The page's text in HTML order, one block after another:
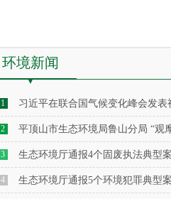
环境新闻
1 习近平在联合国气候变化峰会发表
2 平顶山市生态环境局鲁山分局 “观摩+座谈”推进行
3 生态环境厅通报4个固废执法典型
4 生态环境厅通报5个环境犯罪典型